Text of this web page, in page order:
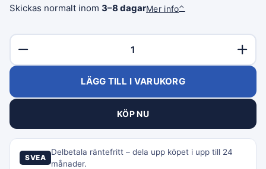
Skickas normalt inom 3–8 dagarMer info⌃
LÄGG TILL I VARUKORG
KÖP NU
SVEA
Delbetala räntefritt – dela upp köpet i upp till 24
månader.